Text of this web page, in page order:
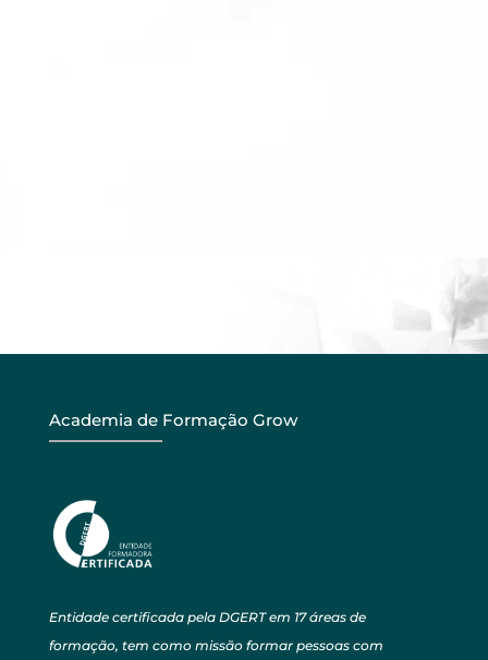
Academia de Formação Grow
Entidade certificada pela DGERT em 17 áreas de
formação, tem como missão formar pessoas com